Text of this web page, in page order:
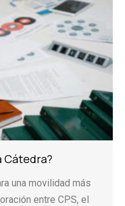
Cátedra?
una movilidad más
entre CPS, el